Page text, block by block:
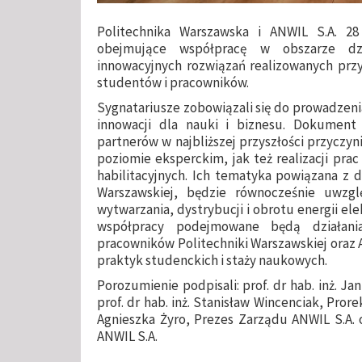
Politechnika Warszawska i ANWIL S.A.
obejmujące współpracę w obszarze
innowacyjnych rozwiązań realizowanych
studentów i pracowników.
Sygnatariusze zobowiązali się do
innowacji dla nauki i biznesu. Dokument
partnerów w najbliższej przyszłości
poziomie eksperckim, jak też realizacji
habilitacyjnych. Ich tematyka powiązana z
Warszawskiej, będzie równocześnie
wytwarzania, dystrybucji i obrotu energii
współpracy podejmowane będą
pracowników Politechniki Warszawskiej oraz
praktyk studenckich i staży naukowych.
Porozumienie podpisali: prof. dr hab. inż.
prof. dr hab. inż. Stanisław Wincenciak,
Agnieszka Żyro, Prezes Zarządu ANWIL
ANWIL S.A.